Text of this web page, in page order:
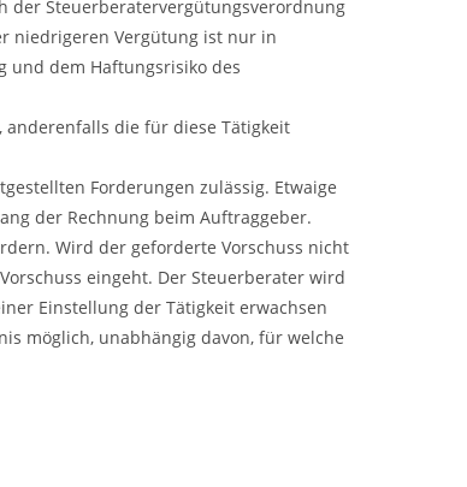
der Steuerberatervergütungsverordnung
niedrigeren Vergütung ist nur in
und dem Haftungsrisiko des
anderenfalls die für diese Tätigkeit
Forderungen zulässig. Etwaige
der Rechnung beim Auftraggeber.
Wird der geforderte Vorschuss nicht
eingeht. Der Steuerberater wird
Einstellung der Tätigkeit erwachsen
möglich, unabhängig davon, für welche